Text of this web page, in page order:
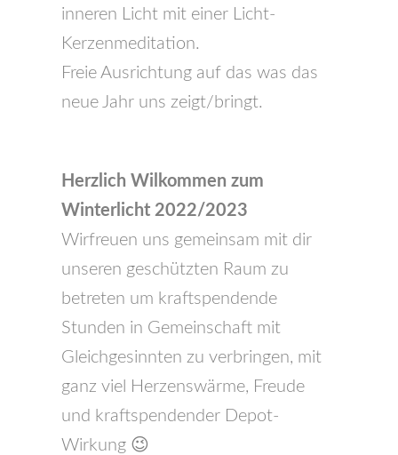
inneren Licht mit einer Licht-
Kerzenmeditation.
Freie Ausrichtung auf das was das
neue Jahr uns zeigt/bringt.
Herzlich Wilkommen zum
Winterlicht 2022/2023
Wirfreuen uns gemeinsam mit dir
unseren geschützten Raum zu
betreten um kraftspendende
Stunden in Gemeinschaft mit
Gleichgesinnten zu verbringen, mit
ganz viel Herzenswärme, Freude
und kraftspendender Depot-
Wirkung 😉